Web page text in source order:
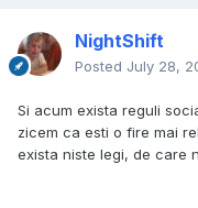
NightShift
Posted July 28,
Si acum exista reguli
zicem ca esti o fire mai
exista niste legi, de care